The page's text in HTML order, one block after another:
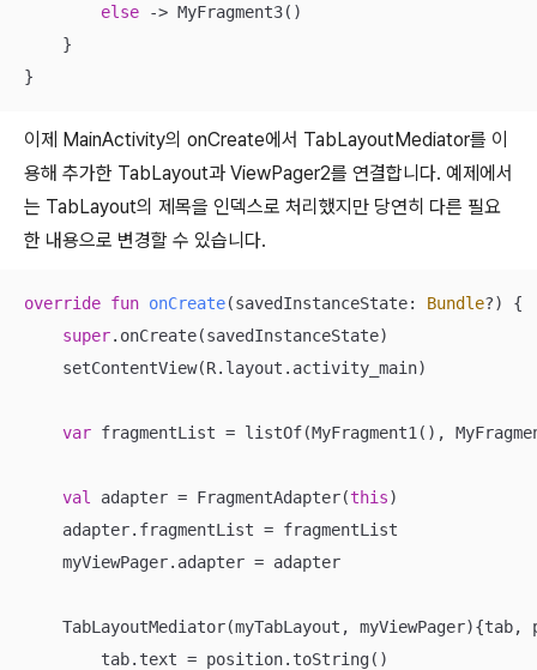
else -> MyFragment3()
    }
}
이제 MainActivity의 onCreate에서 TabLayoutMediator를 이
용해 추가한 TabLayout과 ViewPager2를 연결합니다. 예제에서
는 TabLayout의 제목을 인덱스로 처리했지만 당연히 다른 필요
한 내용으로 변경할 수 있습니다.
override fun onCreate(savedInstanceState: Bundle?)
{
super.onCreate(savedInstanceState)
    setContentView(R.layout.activity_main)
var fragmentList = listOf(MyFragment1(),
val adapter = FragmentAdapter(this)
    adapter.fragmentList = fragmentList
    myViewPager.adapter = adapter
TabLayoutMediator(myTabLayout, myViewPager){tab,
        tab.text = position.toString()